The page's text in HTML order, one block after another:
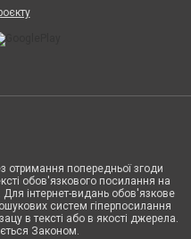
отримання попередньої згоди
обов'язкового посилання на
інтернет-видань обов'язкове
систем гіперпосилання
в тексті або в якості джерела.
Законом.